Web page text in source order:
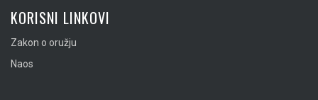
KORISNI LINKOVI
Zakon o oružju
Naos